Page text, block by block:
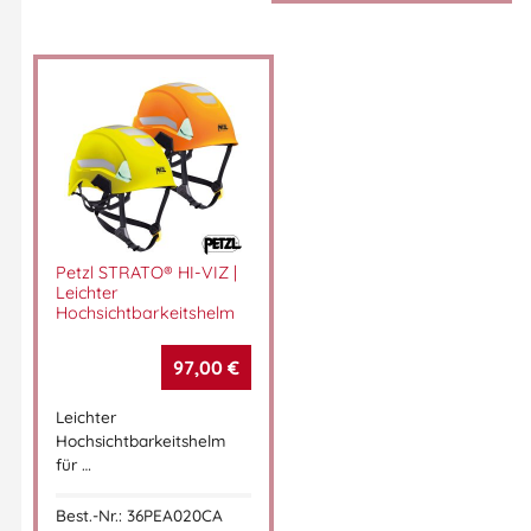
KASK SUPERplasma AQ, KASK Schutzhelm EN 12492, Industrie
Arbeitsschutzhelm, KASK Helm rot, EN 397 Bauhelm
Artikelnummer:36KAWHE00104203
Helme
Petzl STRATO® HI-VIZ |
Leichter
Hochsichtbarkeitshelm
97,00 €
Leichter
Hochsichtbarkeitshelm
für …
Best.-Nr.: 36PEA020CA